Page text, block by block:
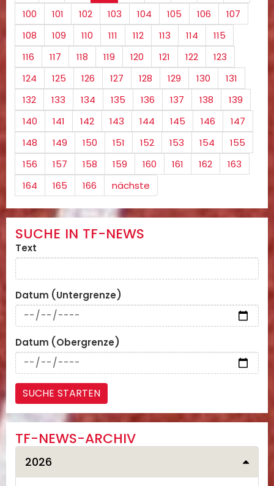
100
101 102 103 104 105 106
107
108
109 110 111 112 113 114
115
116
117 118 119 120 121 122
123
124
125 126 127 128 129 130
131
132
133 134 135 136 137 138
139
140
141 142 143 144 145 146
147
148
149 150 151 152 153 154
155
156
157 158 159 160 161 162
163
164
165 166 nächste
SUCHE IN TF-NEWS
Text
Datum (Untergrenze)
Datum (Obergrenze)
TF-NEWS-ARCHIV
2026